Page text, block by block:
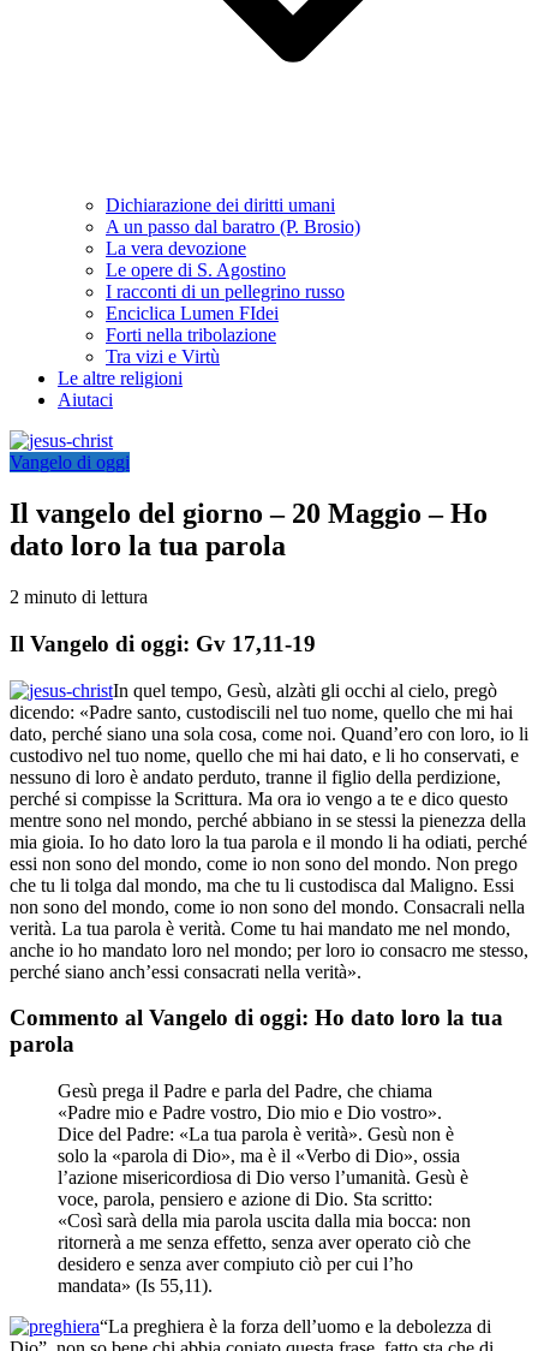
Dichiarazione dei diritti umani
A un passo dal baratro (P. Brosio)
La vera devozione
Le opere di S. Agostino
I racconti di un pellegrino russo
Enciclica Lumen FIdei
Forti nella tribolazione
Tra vizi e Virtù
Le altre religioni
Aiutaci
Vangelo di oggi
Il vangelo del giorno – 20 Maggio – Ho
dato loro la tua parola
2 minuto di lettura
Il Vangelo di oggi: Gv 17,11-19
In quel tempo, Gesù, alzàti gli occhi al cielo, pregò
dicendo: «Padre santo, custodiscili nel tuo nome, quello che mi hai
dato, perché siano una sola cosa, come noi. Quand’ero con loro, io li
custodivo nel tuo nome, quello che mi hai dato, e li ho conservati, e
nessuno di loro è andato perduto, tranne il figlio della perdizione,
perché si compisse la Scrittura. Ma ora io vengo a te e dico questo
mentre sono nel mondo, perché abbiano in se stessi la pienezza della
mia gioia. Io ho dato loro la tua parola e il mondo li ha odiati, perché
essi non sono del mondo, come io non sono del mondo. Non prego
che tu li tolga dal mondo, ma che tu li custodisca dal Maligno. Essi
non sono del mondo, come io non sono del mondo. Consacrali nella
verità. La tua parola è verità. Come tu hai mandato me nel mondo,
anche io ho mandato loro nel mondo; per loro io consacro me stesso,
perché siano anch’essi consacrati nella verità».
Commento al Vangelo di oggi: Ho dato loro la tua
parola
Gesù prega il Padre e parla del Padre, che chiama
«Padre mio e Padre vostro, Dio mio e Dio vostro».
Dice del Padre: «La tua parola è verità». Gesù non è
solo la «parola di Dio», ma è il «Verbo di Dio», ossia
l’azione misericordiosa di Dio verso l’umanità. Gesù è
voce, parola, pensiero e azione di Dio. Sta scritto:
«Così sarà della mia parola uscita dalla mia bocca: non
ritornerà a me senza effetto, senza aver operato ciò che
desidero e senza aver compiuto ciò per cui l’ho
mandata» (Is 55,11).
“La preghiera è la forza dell’uomo e la debolezza di